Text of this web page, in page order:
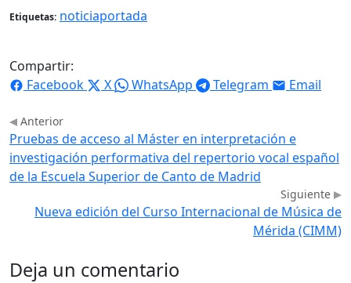
Etiquetas: noticiaportada
Compartir:
Facebook
X WhatsApp Telegram Email
Anterior
Pruebas de acceso al Máster en interpretación e
investigación performativa del repertorio vocal español
de la Escuela Superior de Canto de Madrid
Siguiente
Nueva edición del Curso Internacional de Música de
Mérida (CIMM)
Deja un comentario